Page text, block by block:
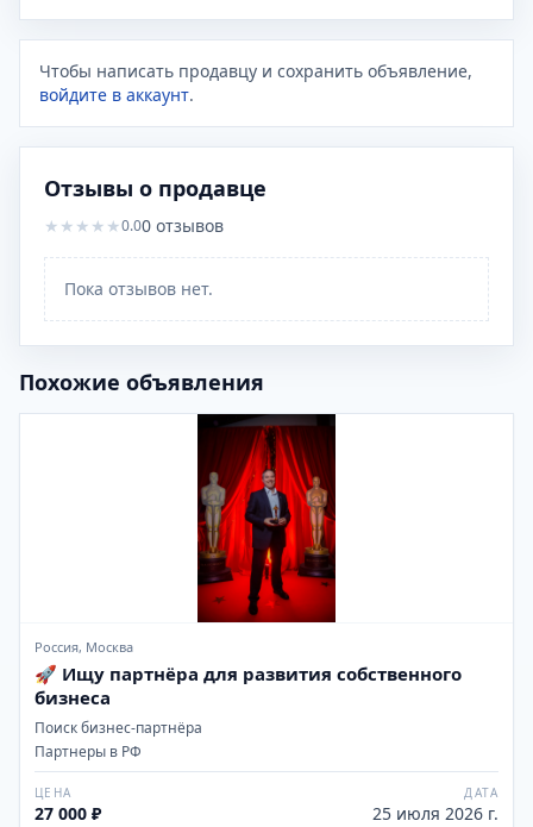
Чтобы написать продавцу и сохранить объявление,
войдите в аккаунт.
Отзывы о продавце
★ ★ ★ ★ ★0.00 отзывов
Пока отзывов нет.
Похожие объявления
Россия, Москва
🚀 Ищу партнёра для развития собственного
бизнеса
Поиск бизнес-партнёра
Партнеры в РФ
ЦЕНА
27 000 ₽
ДАТА
25 июля 2026 г.